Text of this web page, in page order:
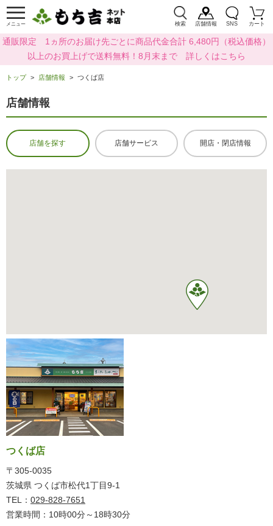
メニュー 検索 店舗情報 SNS カート
通販限定 1ヵ所のお届け先ごとに商品代金合計 6,480円（税込価格）
以上のお買上げで送料無料！8月末まで 詳しくはこちら
トップ 店舗情報 つくば店
店舗情報
店舗を探す 店舗サービス 開店・閉店情報
つくば店
〒305-0035
茨城県 つくば市松代1丁目9-1
TEL： 029-828-7651
営業時間：10時00分～18時30分